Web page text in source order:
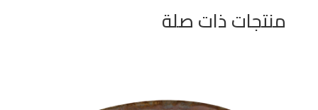
منتجات ذات صلة